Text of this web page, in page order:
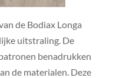
de Bodiax Longa
uitstraling. De
benadrukken
de materialen. Deze